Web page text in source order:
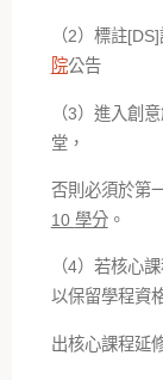
（2）標註
院公告
（3）進入創
堂，
否則必須於第
10 學分。
（4）若核心
以保留學程資
出核心課程延